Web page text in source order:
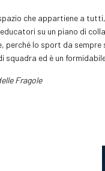
che appartiene a
su un piano di
lo sport da
squadra ed è un
Fragole